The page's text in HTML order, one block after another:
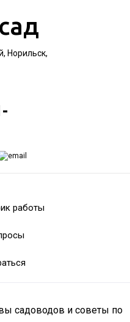
Норильск,
работы
садоводов и советы по